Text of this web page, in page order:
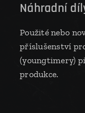
Náhradní
Použité nebo
příslušenství
(youngtimery)
produkce.